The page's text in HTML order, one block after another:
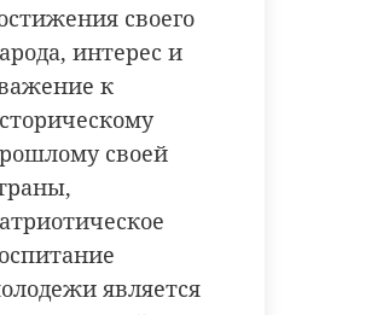
своего
интерес и
к
своей
является